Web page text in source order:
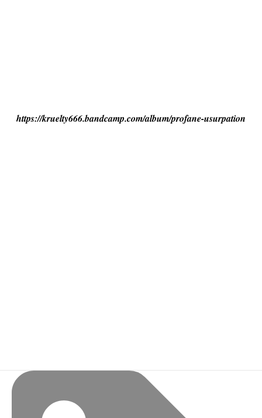
https://kruelty666.bandcamp.com/album/profane-usurpation